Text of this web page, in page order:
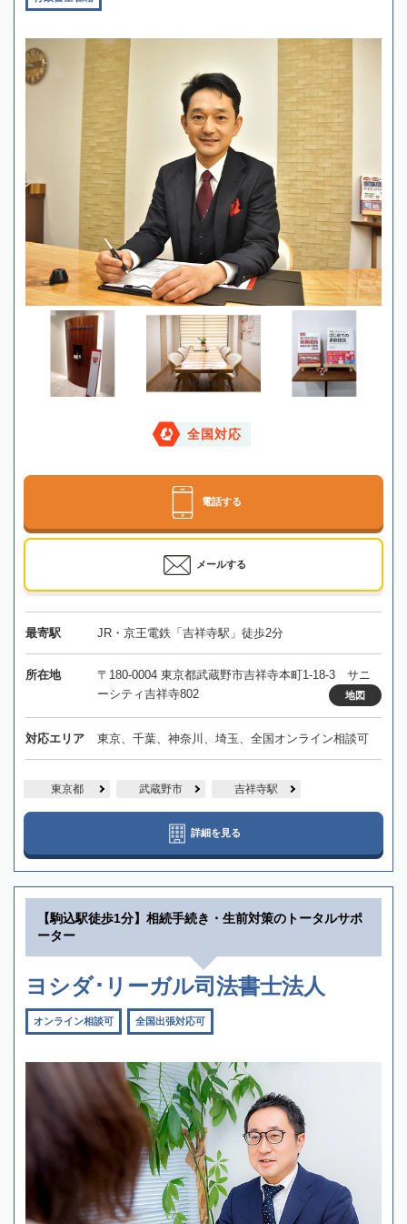
全国対応
電話する
メールする
最寄駅 JR・京王電鉄「吉祥寺駅」徒歩2分
所在地
〒180-0004 東京都武蔵野市吉祥寺本町1-18-3 サニ
ーシティ吉祥寺802
地図
対応エリア 東京、千葉、神奈川、埼玉、全国オンライン相談可
東京都 武蔵野市 吉祥寺駅
詳細を見る
【駒込駅徒歩1分】相続手続き・生前対策のトータルサポ
ーター
ヨシダ･リーガル司法書士法人
オンライン相談可 全国出張対応可